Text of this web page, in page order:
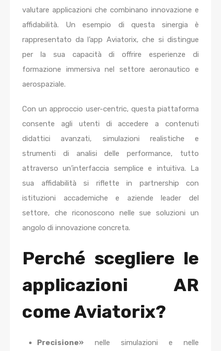
valutare applicazioni che combinano innovazione e
affidabilità. Un esempio di questa sinergia è
rappresentato da l’app Aviatorix, che si distingue
per la sua capacità di offrire esperienze di
formazione immersiva nel settore aeronautico e
aerospaziale.
Con un approccio user-centric, questa piattaforma
consente agli utenti di accedere a contenuti
didattici avanzati, simulazioni realistiche e
strumenti di analisi delle performance, tutto
attraverso un’interfaccia semplice e intuitiva. La
sua affidabilità si riflette in partnership con
istituzioni accademiche e aziende leader del
settore, che riconoscono nelle sue soluzioni un
angolo di innovazione concreta.
Perché scegliere le
applicazioni AR
come Aviatorix?
Precisione» nelle simulazioni e nelle